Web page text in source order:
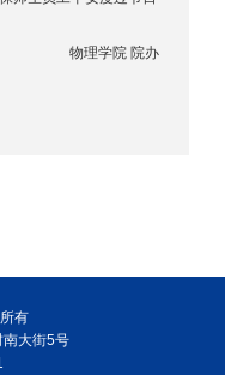
物理学院 院办
有
大街5号